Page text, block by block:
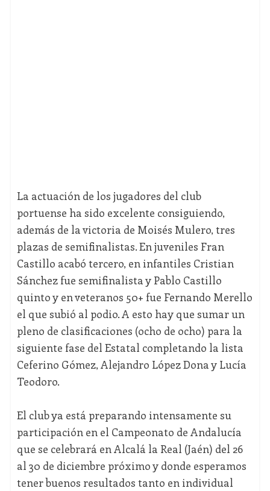
La actuación de los jugadores del club
portuense ha sido excelente consiguiendo,
además de la victoria de Moisés Mulero, tres
plazas de semifinalistas. En juveniles Fran
Castillo acabó tercero, en infantiles Cristian
Sánchez fue semifinalista y Pablo Castillo
quinto y en veteranos 50+ fue Fernando Merello
el que subió al podio. A esto hay que sumar un
pleno de clasificaciones (ocho de ocho) para la
siguiente fase del Estatal completando la lista
Ceferino Gómez, Alejandro López Dona y Lucía
Teodoro.
El club ya está preparando intensamente su
participación en el Campeonato de Andalucía
que se celebrará en Alcalá la Real (Jaén) del 26
al 30 de diciembre próximo y donde esperamos
tener buenos resultados tanto en individual